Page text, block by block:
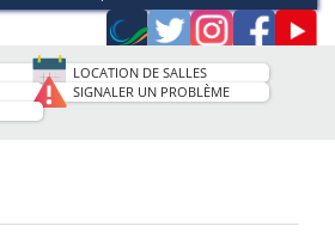
Application
smartphone
de
TwitterInstagram
LOCATION DE SALLES
SIGNALER UN PROBLÈME